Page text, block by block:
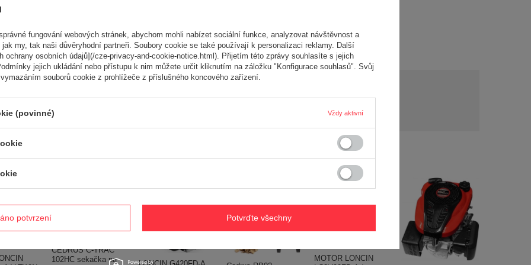
[mm]
[mm]
12
10.000 g
Položit otázku
CEDRUS C-TRAC
102HC sekačka na
MOTOR LONCIN
fungování webových stránek, abychom mohli nabízet sociální funkce, analyzovat návštěvnost a
my, tak naši důvěryhodní partneři. Soubory cookie se také používají k personalizaci reklamy. Další
ochrany osobních údajů](/cze-privacy-and-cookie-notice.html). Přijetím této zprávy souhlasíte s jejich
jejich ukládání nebo přístupu k nim můžete určit kliknutím na záložku "Konfigurace souhlasů". Svůj
souborů cookie z prohlížeče z příslušného koncového zařízení.
(povinné) Vždy aktivní
potvrzení Potvrďte všechny